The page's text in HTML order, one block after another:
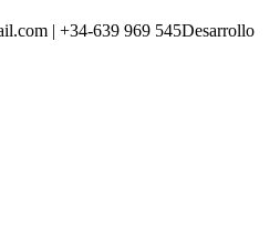
| +34-639 969 545Desarrollo